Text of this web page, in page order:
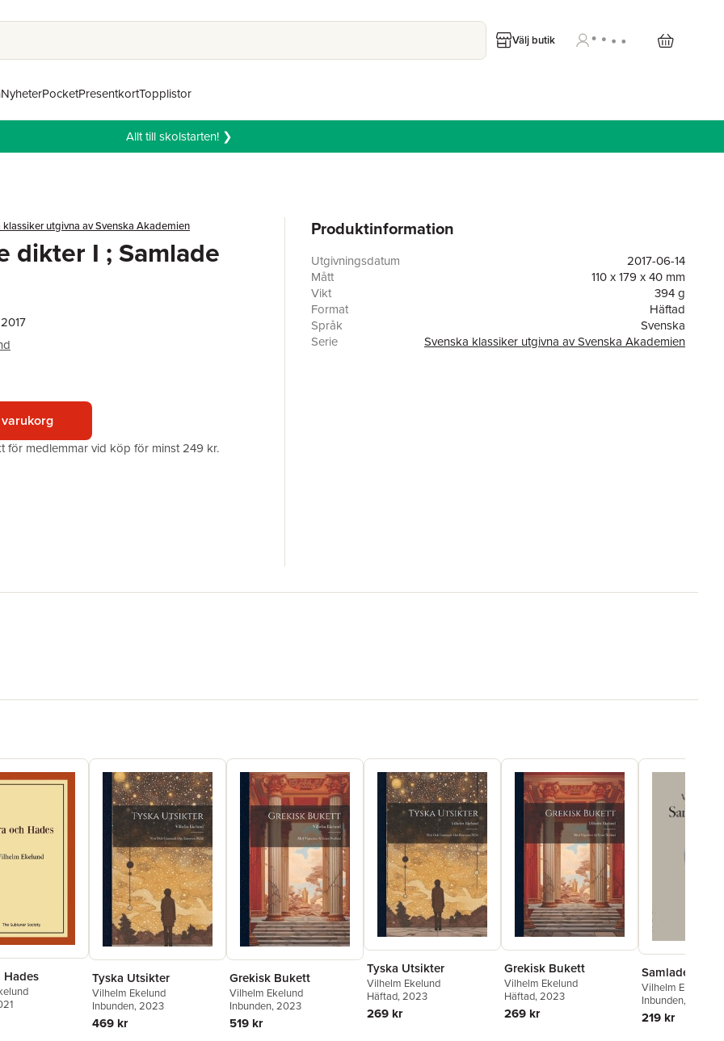
Välj butik
NyheterPocketPresentkortTopplistor
Allt till skolstarten! ❯
klassiker utgivna av Svenska Akademien
dikter I ; Samlade
för medlemmar vid köp för minst 249 kr.
Produktinformation
Utgivningsdatum
2017-06-14
Mått
110 x 179 x 40 mm
Vikt
394 g
Format
Häftad
Språk
Svenska
Serie
Svenska klassiker utgivna av Svenska Akademien
Hades Tyska Utsikter
Vilhelm Ekelund
Inbunden, 2023
469 kr
Grekisk Bukett
Vilhelm Ekelund
Inbunden, 2023
519 kr
Tyska Utsikter
Vilhelm Ekelund
Häftad, 2023
269 kr
Grekisk Bukett
Vilhelm Ekelund
Häftad, 2023
269 kr
Samlade
Vilhelm Ekelund
Akademien
Inbunden, 2004
219 kr